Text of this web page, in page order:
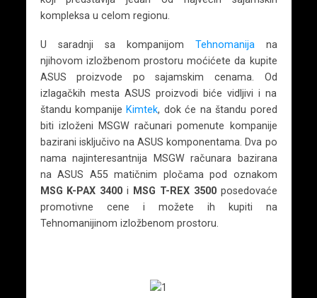
kompleksa u celom regionu.
U saradnji sa kompanijom Tehnomanija na
njihovom izložbenom prostoru moćićete da kupite
ASUS proizvode po sajamskim cenama. Od
izlagačkih mesta ASUS proizvodi biće vidljivi i na
štandu kompanije Kimtek, dok će na štandu pored
biti izloženi MSGW računari pomenute kompanije
bazirani isključivo na ASUS komponentama. Dva po
nama najinteresantnija MSGW računara bazirana
na ASUS A55 matičnim pločama pod oznakom
MSG K-PAX 3400i MSG T-REX 3500 posedovaće
promotivne cene i možete ih kupiti na
Tehnomanijinom izložbenom prostoru.